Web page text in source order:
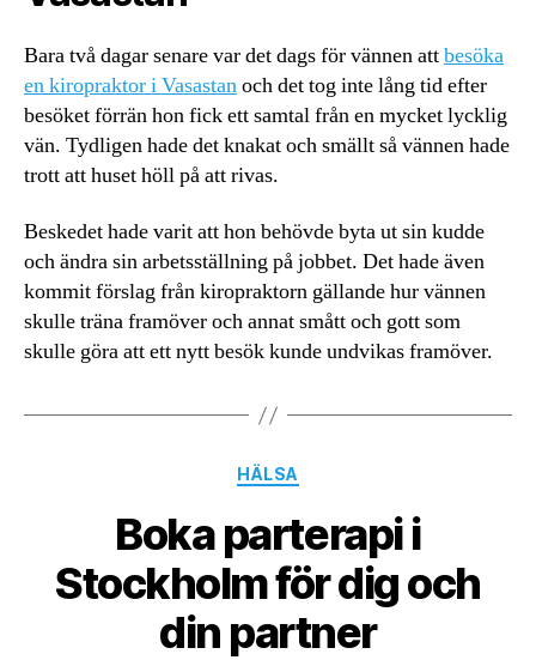
Bara två dagar senare var det dags för vännen attbesöka
en kiropraktor i Vasastanoch det tog inte lång tid efter
besöket förrän hon fick ett samtal från en mycket lycklig
vän. Tydligen hade det knakat och smällt så vännen hade
trott att huset höll på att rivas.
Beskedet hade varit att hon behövde byta ut sin kudde
och ändra sin arbetsställning på jobbet. Det hade även
kommit förslag från kiropraktorn gällande hur vännen
skulle träna framöver och annat smått och gott som
skulle göra att ett nytt besök kunde undvikas framöver.
Kategorier
HÄLSA
Boka parterapi i
Stockholm för dig och
din partner